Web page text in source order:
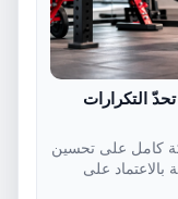
التكرارات
كامل على تحسين
على